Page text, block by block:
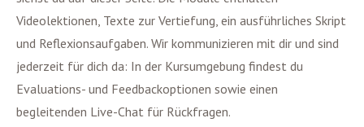
Videolektionen, Texte zur Vertiefung, ein ausführliches Skript
und Reflexionsaufgaben. Wir kommunizieren mit dir und sind
jederzeit für dich da: In der Kursumgebung findest du
Evaluations- und Feedbackoptionen sowie einen
begleitenden Live-Chat für Rückfragen.